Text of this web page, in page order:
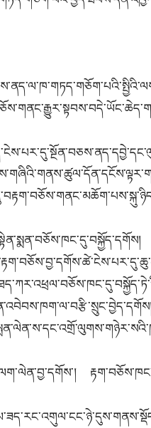
ལེན་བྱ་དགོས་།